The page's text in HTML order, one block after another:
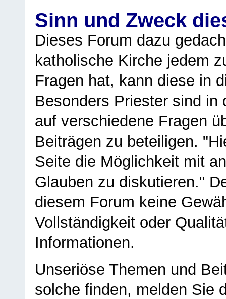
Sinn und Zweck
Dieses Forum dazu
katholische Kirche jedem
Fragen hat, kann diese in
Besonders Priester sind in
auf verschiedene Fragen
Beiträgen zu beteiligen.
Seite die Möglichkeit mit
Glauben zu diskutieren."
diesem Forum keine
Vollständigkeit oder
Informationen.
Unseriöse Themen und
solche finden, melden Sie